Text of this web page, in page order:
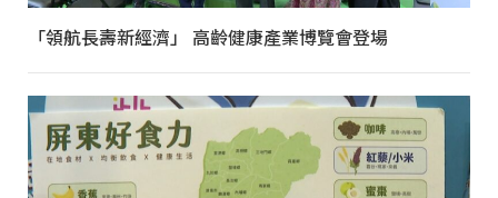
「領航長壽新經濟」 高齡健康產業博覽會登場